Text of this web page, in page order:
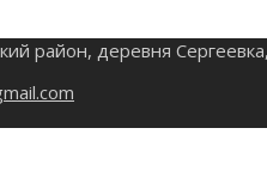
район, деревня